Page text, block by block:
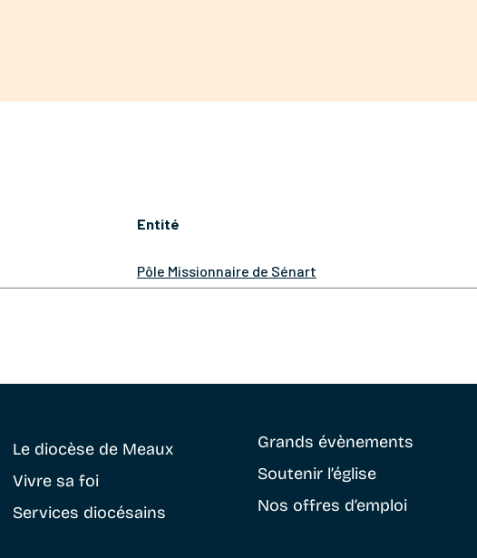
Entité
Pôle Missionnaire de Sénart
Le diocèse de Meaux
Vivre sa foi
Services diocésains
Grands évènements
Soutenir l’église
Nos offres d’emploi